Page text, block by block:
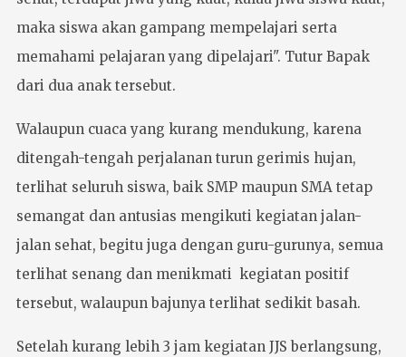
maka siswa akan gampang mempelajari serta
memahami pelajaran yang dipelajari". Tutur Bapak
dari dua anak tersebut.
Walaupun cuaca yang kurang mendukung, karena
ditengah-tengah perjalanan turun gerimis hujan,
terlihat seluruh siswa, baik SMP maupun SMA tetap
semangat dan antusias mengikuti kegiatan jalan-
jalan sehat, begitu juga dengan guru-gurunya, semua
terlihat senang dan menikmati kegiatan positif
tersebut, walaupun bajunya terlihat sedikit basah.
Setelah kurang lebih 3 jam kegiatan JJS berlangsung,